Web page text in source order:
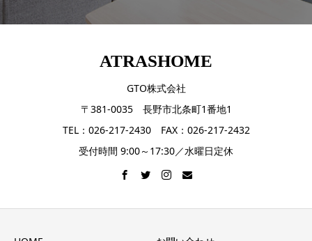
ATRASHOME
GTO株式会社
〒381-0035 長野市北条町1番地1
TEL：026-217-2430 FAX：026-217-2432
受付時間 9:00～17:30／水曜日定休